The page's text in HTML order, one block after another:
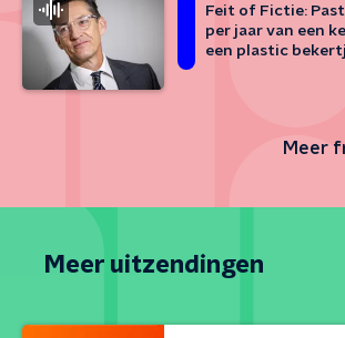
Feit of Fictie:
per jaar van een
een plastic
Meer
Meer uitzendingen